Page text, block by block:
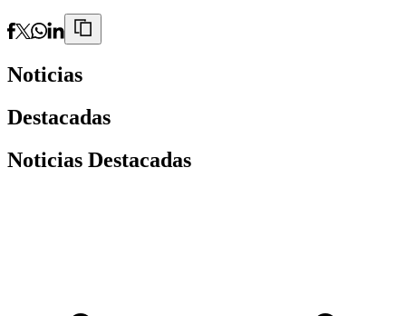
Noticias
Destacadas
Noticias Destacadas